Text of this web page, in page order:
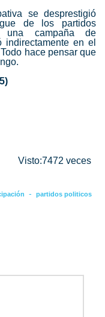
se desprestigió
de los partidos
una campaña de
en el
hace pensar que
Visto:7472 veces
- partidos politicos